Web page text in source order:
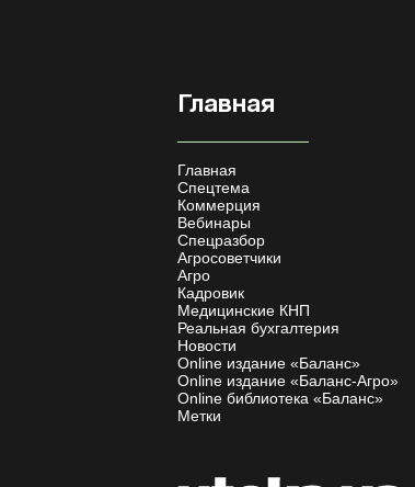
Главная
Главная
Спецтема
Коммерция
Вебинары
Спецразбор
Агросоветчики
Агро
Кадровик
Медицинские КНП
Реальная бухгалтерия
Новости
Online издание «Баланс»
Online издание «Баланс-Агро»
Online библиотека «Баланс»
Метки